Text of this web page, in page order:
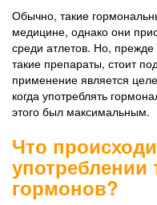
Обычно, такие
медицине, однако они
среди атлетов. Но,
такие препараты, стоит
применение является
когда употреблять
этого был максимальным.
Что
гормонов?